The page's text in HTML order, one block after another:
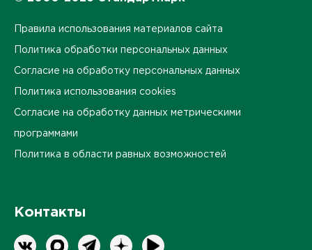
Правила использования материалов сайта
Политика обработки персональных данных
Согласие на обработку персональных данных
Политика использования cookies
Согласие на обработку данных метрическими
программами
Политика в области равных возможностей
Контакты